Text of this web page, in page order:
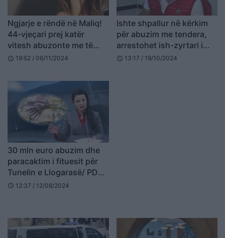
Ngjarje e rëndë në Maliq!
44-vjeçari prej katër
vitesh abuzonte me të
miturën
schedule 19:52 / 06/11/2024
Ishte shpallur në kërkim
për abuzim me tendera,
arrestohet ish-zyrtari i
Bashkisë së Gramshit,
schedule 13:17 / 19/10/2024
30 mln euro abuzim dhe
paracaktim i fituesit për
Tunelin e Llogarasë/ PD
kallëzon në SPAK Belinda
schedule 12:37 / 12/08/2024